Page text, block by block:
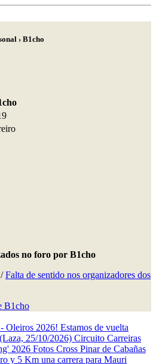
› B1cho
no foro por B1cho
Falta de sentido nos organizadores dos
B1cho
Oleiros 2026! Estamos de vuelta
25/10/2026) Circuito Carreiras
2026 Fotos Cross Pinar de Cabañas
y 5 Km una carrera para Mauri